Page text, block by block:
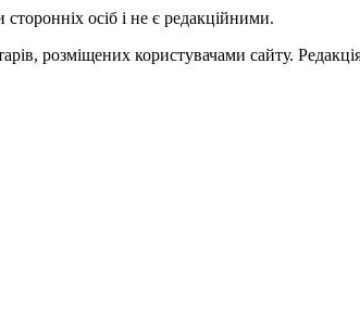
осіб і не є редакційними.
розміщених користувачами сайту.